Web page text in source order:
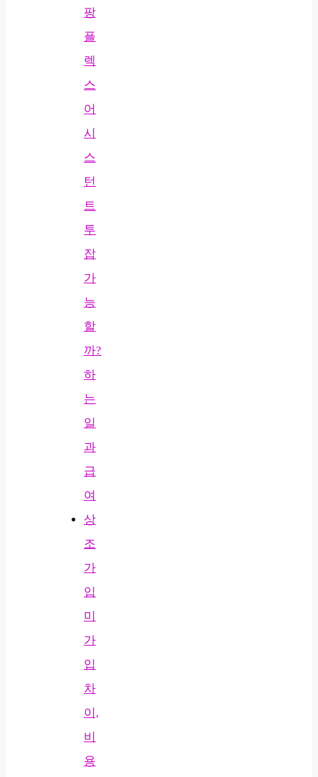
팡
플
렉
스
어
시
스
턴
트
투
잡
가
능
할
까?
하
는
일
과
급
여
상
조
가
입
미
가
입
차
이,
비
용